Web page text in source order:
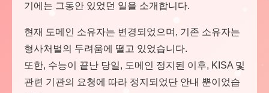
기에는 그동안 있었던 일을 소개합니다.
현재 도메인 소유자는 변경되었으며, 기존 소유자는
형사처벌의 두려움에 떨고 있었습니다.
또한, 수능이 끝난 당일, 도메인 정지된 이후, KISA 및
관련 기관의 요청에 따라 정지되었단 안내 뿐이었습